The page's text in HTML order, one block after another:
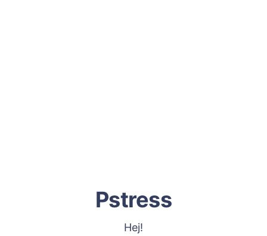
Pstress
Hej!